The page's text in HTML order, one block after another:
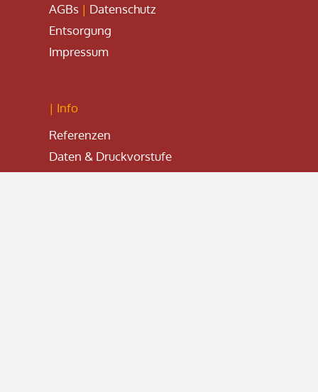
AGBs | Datenschutz
Entsorgung
Impressum
| Info
Referenzen
Daten & Druckvorstufe